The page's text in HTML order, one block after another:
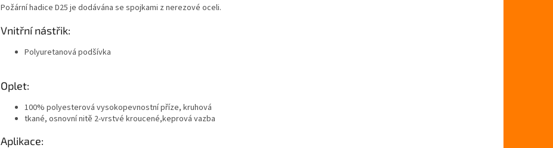
Požární hadice D25 je dodávána se spojkami z nerezové oceli.
Vnitřní nástřik:
Polyuretanová podšívka
Oplet:
100% polyesterová vysokopevnostní příze, kruhová
tkané, osnovní nitě 2-vrstvé kroucené,keprová vazba
Aplikace: